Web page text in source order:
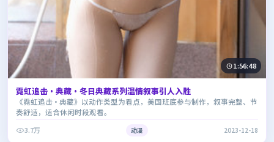
1:56:48
霓虹追击·典藏·冬日典藏系列温情叙事引人入胜
《霓虹追击·典藏》以动作类型为看点，美国班底参与制作，叙事完整、节
奏舒适，适合休闲时段观看。
3.7万
动漫 2023-12-18